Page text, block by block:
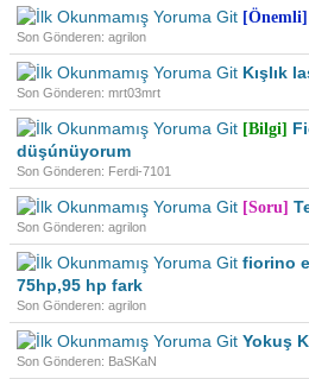
[Önemli]
Son Gönderen: agrilon
Kışlık
Son Gönderen: mrt03mrt
[Bilgi]
düşúnüyorum
Son Gönderen: Ferdi-7101
[Soru]
Son Gönderen: agrilon
fiorino
75hp,95 hp fark
Son Gönderen: agrilon
Yokuş
Son Gönderen: BaSKaN